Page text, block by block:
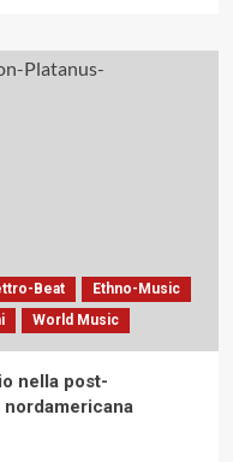
Beat
Ethno-Music
World Music
nella post-